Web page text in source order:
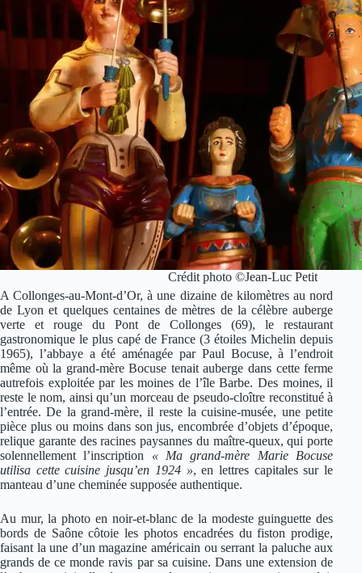
Crédit photo ©Jean-Luc Petit
A Collonges-au-Mont-d’Or, à une dizaine de kilomètres au nord
de Lyon et quelques centaines de mètres de la célèbre auberge
verte et rouge du Pont de Collonges (69), le restaurant
gastronomique le plus capé de France (3 étoiles Michelin depuis
1965), l’abbaye a été aménagée par Paul Bocuse, à l’endroit
même où la grand-mère Bocuse tenait auberge dans cette ferme
autrefois exploitée par les moines de l’île Barbe. Des moines, il
reste le nom, ainsi qu’un morceau de pseudo-cloître reconstitué à
l’entrée. De la grand-mère, il reste la cuisine-musée, une petite
pièce plus ou moins dans son jus, encombrée d’objets d’époque,
relique garante des racines paysannes du maître-queux, qui porte
solennellement l’inscription « Ma grand-mère Marie Bocuse
utilisa cette cuisine jusqu’en 1924 », en lettres capitales sur le
manteau d’une cheminée supposée authentique.
Au mur, la photo en noir-et-blanc de la modeste guinguette des
bords de Saône côtoie les photos encadrées du fiston prodige,
faisant la une d’un magazine américain ou serrant la paluche aux
grands de ce monde ravis par sa cuisine. Dans une extension de